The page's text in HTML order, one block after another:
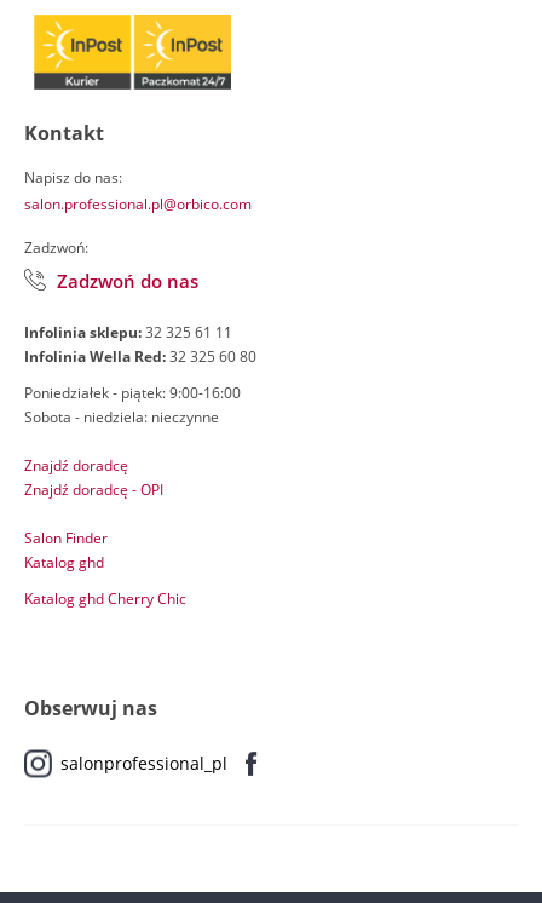
Kontakt
Napisz do nas:
salon.professional.pl@orbico.com
Zadzwoń:
Zadzwoń do nas
Infolinia sklepu:32 325 61 11
Infolinia Wella Red:32 325 60 80
Poniedziałek - piątek: 9:00-16:00
Sobota - niedziela: nieczynne
Znajdź doradcę
Znajdź doradcę - OPI
Salon Finder
Katalog ghd
Katalog ghd Cherry Chic
Obserwuj nas
salonprofessional_pl